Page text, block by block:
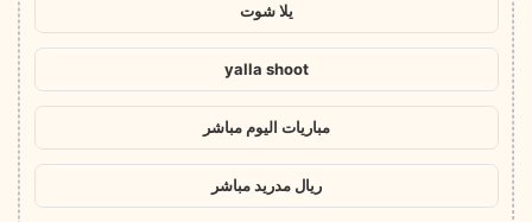
يلا شوت
yalla shoot
مباريات اليوم مباشر
ريال مدريد مباشر